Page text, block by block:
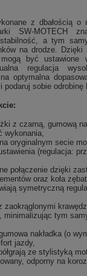
z dbałością o
SW-MOTECH
a tym
na drodze. Dzięki
mogą być
regulacja
optymalna
podaruj sobie
z czarną, gumową
wykonania,
oryginalnym secie
(regulacja:
połączenie dzięki
oraz koła
symetryczną
zaokrąglonymi
minimalizując tym
nakładka (o
jazdy,
ze stylistyką
odporny na